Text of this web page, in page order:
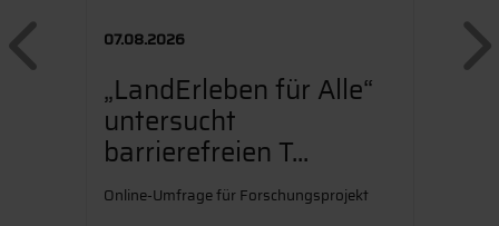
Previous
07.08.2026
„LandErleben für Alle“
untersucht
barrierefreien T...
Online-Umfrage für Forschungsprojekt